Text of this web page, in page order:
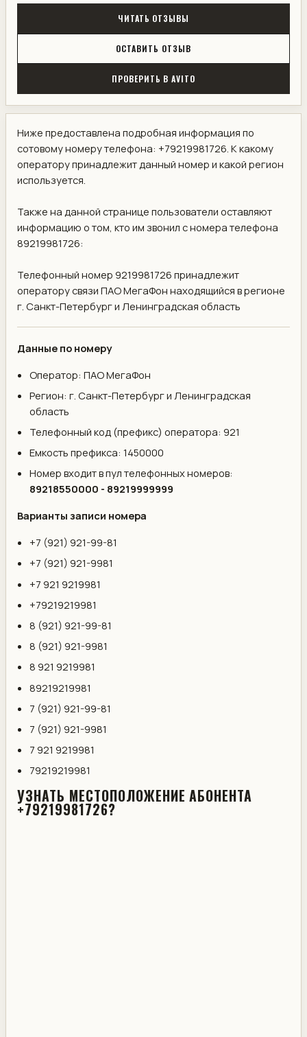
ЧИТАТЬ ОТЗЫВЫ
ОСТАВИТЬ ОТЗЫВ
ПРОВЕРИТЬ В AVITO
Ниже предоставлена подробная информация по
сотовому номеру телефона: +79219981726. К какому
оператору принадлежит данный номер и какой регион
используется.
Также на данной странице пользователи оставляют
информацию о том, кто им звонил с номера телефона
89219981726:
Телефонный номер 9219981726 принадлежит
оператору связи ПАО МегаФон находящийся в регионе
г. Санкт-Петербург и Ленинградская область
Данные по номеру
Оператор: ПАО МегаФон
Регион: г. Санкт-Петербург и Ленинградская
область
Телефонный код (префикс) оператора: 921
Емкость префикса: 1450000
Номер входит в пул телефонных номеров:
89218550000 - 89219999999
Варианты записи номера
+7 (921) 921-99-81
+7 (921) 921-9981
+7 921 9219981
+79219219981
8 (921) 921-99-81
8 (921) 921-9981
8 921 9219981
89219219981
7 (921) 921-99-81
7 (921) 921-9981
7 921 9219981
79219219981
УЗНАТЬ МЕСТОПОЛОЖЕНИЕ АБОНЕНТА
+79219981726?